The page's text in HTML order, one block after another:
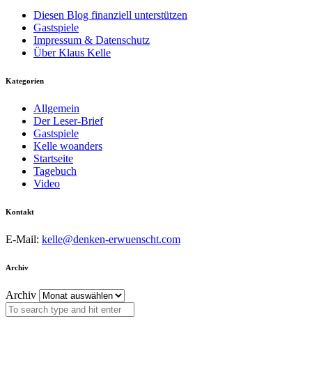
Diesen Blog finanziell unterstützen
Gastspiele
Impressum & Datenschutz
Über Klaus Kelle
Kategorien
Allgemein
Der Leser-Brief
Gastspiele
Kelle woanders
Startseite
Tagebuch
Video
Kontakt
E-Mail: kelle@denken-erwuenscht.com
Archiv
Archiv